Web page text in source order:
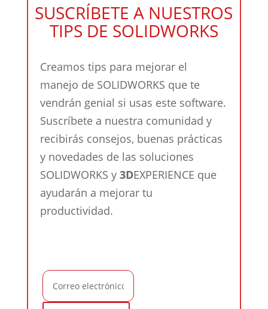
SUSCRÍBETE A NUESTROS
TIPS DE SOLIDWORKS
Creamos tips para mejorar el
manejo de SOLIDWORKS que te
vendrán genial si usas este software.
Suscríbete a nuestra comunidad y
recibirás consejos, buenas prácticas
y novedades de las soluciones
SOLIDWORKS y3DEXPERIENCE que
ayudarán a mejorar tu
productividad.